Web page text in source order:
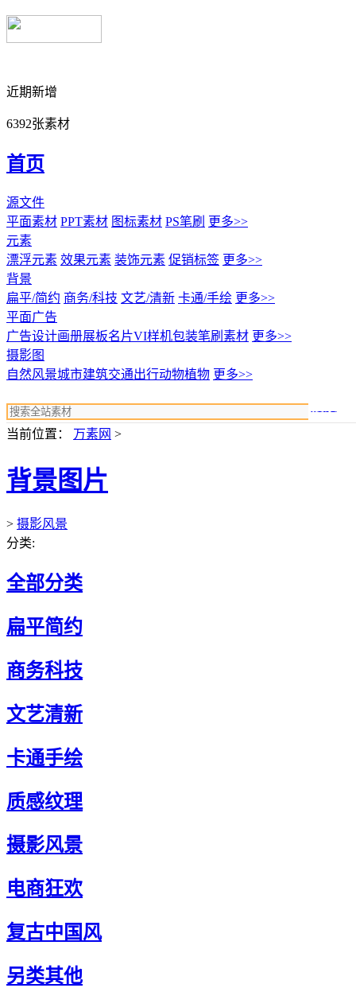
近期新增
6392张素材
首页
源文件
平面素材 PPT素材 图标素材 PS笔刷 更多>>
元素
漂浮元素 效果元素 装饰元素 促销标签 更多>>
背景
扁平/简约 商务/科技 文艺/清新 卡通/手绘 更多>>
平面广告
广告设计画册展板名片VI样机包装笔刷素材 更多>>
摄影图
自然风景城市建筑交通出行动物植物 更多>>
当前位置： 万素网 >
背景图片
> 摄影风景
分类:
全部分类
扁平简约
商务科技
文艺清新
卡通手绘
质感纹理
摄影风景
电商狂欢
复古中国风
另类其他